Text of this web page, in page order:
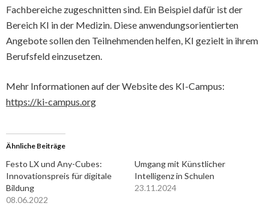
Fachbereiche zugeschnitten sind. Ein Beispiel dafür ist der
Bereich KI in der Medizin. Diese anwendungsorientierten
Angebote sollen den Teilnehmenden helfen, KI gezielt in ihrem
Berufsfeld einzusetzen.
Mehr Informationen auf der Website des KI-Campus:
https://ki-campus.org
Ähnliche Beiträge
Festo LX und Any-Cubes:
Innovationspreis für digitale
Bildung
08.06.2022
Umgang mit Künstlicher
Intelligenz in Schulen
23.11.2024